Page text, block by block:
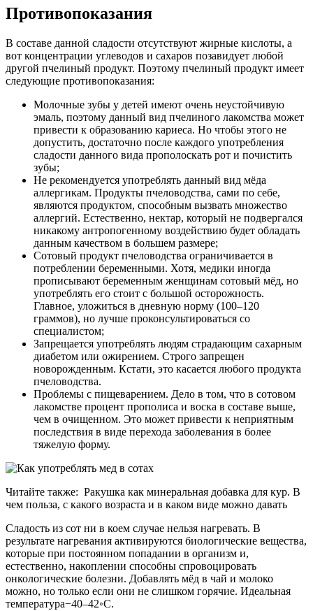
Противопоказания
В составе данной сладости отсутствуют жирные кислоты, а
вот концентрации углеводов и сахаров позавидует любой
другой пчелиный продукт. Поэтому пчелиный продукт имеет
следующие противопоказания:
Молочные зубы у детей имеют очень неустойчивую
эмаль, поэтому данный вид пчелиного лакомства может
привести к образованию кариеса. Но чтобы этого не
допустить, достаточно после каждого употребления
сладости данного вида прополоскать рот и почистить
зубы;
Не рекомендуется употреблять данный вид мёда
аллергикам. Продукты пчеловодства, сами по себе,
являются продуктом, способным вызвать множество
аллергий. Естественно, нектар, который не подвергался
никакому антропогенному воздействию будет обладать
данным качеством в большем размере;
Сотовый продукт пчеловодства ограничивается в
потреблении беременными. Хотя, медики иногда
прописывают беременным женщинам сотовый мёд, но
употреблять его стоит с большой осторожность.
Главное, уложиться в дневную норму (100–120
граммов), но лучше проконсультироваться со
специалистом;
Запрещается употреблять людям страдающим сахарным
диабетом или ожирением. Строго запрещен
новорожденным. Кстати, это касается любого продукта
пчеловодства.
Проблемы с пищеварением. Дело в том, что в сотовом
лакомстве процент прополиса и воска в составе выше,
чем в очищенном. Это может привести к неприятным
последствия в виде перехода заболевания в более
тяжелую форму.
Читайте также: Ракушка как минеральная добавка для кур. В
чем польза, с какого возраста и в каком виде можно давать
Сладость из сот ни в коем случае нельзя нагревать. В
результате нагревания активируются биологические вещества,
которые при постоянном попадании в организм и,
естественно, накоплении способны спровоцировать
онкологические болезни. Добавлять мёд в чай и молоко
можно, но только если они не слишком горячие. Идеальная
температура−40–42◦С.